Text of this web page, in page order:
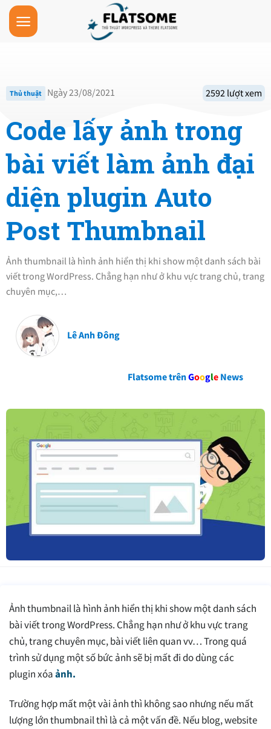
Skip
content
Thủ thuật Ngày 23/08/2021 2592 lượt xem
Code lấy ảnh trong
bài viết làm ảnh đại
diện plugin Auto
Post Thumbnail
Ảnh thumbnail là hình ảnh hiển thị khi show một danh sách bài
viết trong WordPress. Chẳng hạn như ở khu vực trang chủ, trang
chuyên mục,…
Lê Anh Đông
Flatsome trênGoogle News
Ảnh thumbnail là hình ảnh hiển thị khi show một danh sách
bài viết trong WordPress. Chẳng hạn như ở khu vực trang
chủ, trang chuyên mục, bài viết liên quan vv… Trong quá
trình sử dụng một số bức ảnh sẽ bị mất đi do dùng các
plugin xóaảnh.
Trường hợp mất một vài ảnh thì không sao nhưng nếu mất
lượng lớn thumbnail thì là cả một vấn đề. Nếu blog, website